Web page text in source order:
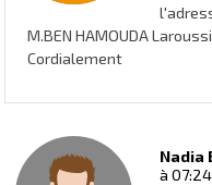
M.BEN HAMOUDA Laroussi
Cordialement
Nadia
à 07:24